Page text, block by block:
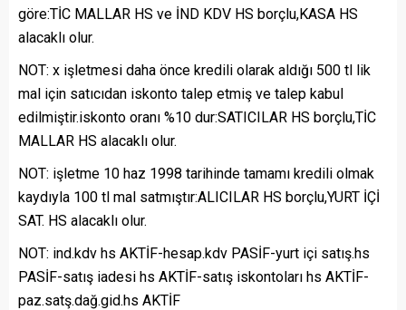
göre:TİC MALLAR HS ve İND KDV HS borçlu,KASA HS
alacaklı olur.
NOT: x işletmesi daha önce kredili olarak aldığı 500 tl lik
mal için satıcıdan iskonto talep etmiş ve talep kabul
edilmiştir.iskonto oranı %10 dur:SATICILAR HS borçlu,TİC
MALLAR HS alacaklı olur.
NOT: işletme 10 haz 1998 tarihinde tamamı kredili olmak
kaydıyla 100 tl mal satmıştır:ALICILAR HS borçlu,YURT İÇİ
SAT. HS alacaklı olur.
NOT: ind.kdv hs AKTİF-hesap.kdv PASİF-yurt içi satış.hs
PASİF-satış iadesi hs AKTİF-satış iskontoları hs AKTİF-
paz.satş.dağ.gid.hs AKTİF